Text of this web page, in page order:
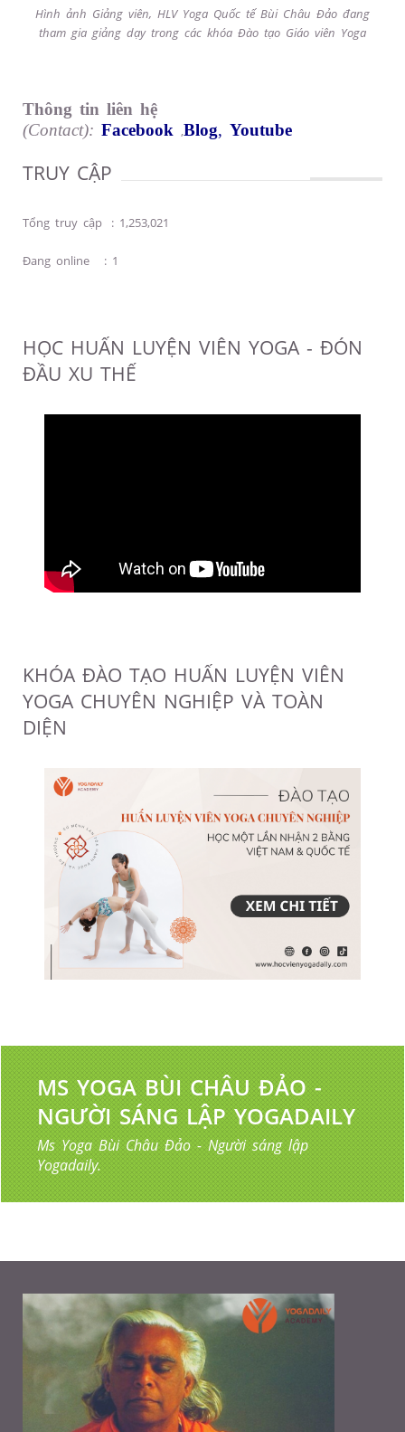
MS YOGA BÙI CHÂU ĐẢO -
NGƯỜI SÁNG LẬP YOGADAILY
Ms Yoga Bùi Châu Đảo - Người sáng lập
Yogadaily.
Hình ảnh Giảng viên, HLV Yoga Quốc tế Bùi Châu Đảo đang
tham gia giảng dạy trong các khóa Đào tạo Giáo viên Yoga
Thông tin liên hệ
(Contact): Facebook ,Blog, Youtube
TRUY CẬP
Tổng truy cập : 1,253,021
Đang online : 1
HỌC HUẤN LUYỆN VIÊN YOGA - ĐÓN
ĐẦU XU THẾ
KHÓA ĐÀO TẠO HUẤN LUYỆN VIÊN
YOGA CHUYÊN NGHIỆP VÀ TOÀN
DIỆN